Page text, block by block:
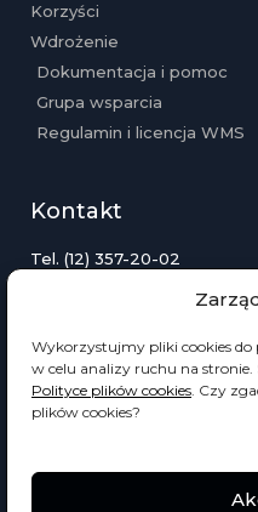
Wykorzystujmy pliki cookies do
w celu analizy ruchu na stronie.
Polityce plików cookies. Czy
plików cookies?
Korzyści
Wdrożenie
Dokumentacja i pomoc
Grupa wsparcia
Regulamin i licencja WMS
Kontakt
Tel. (12) 357-20-02